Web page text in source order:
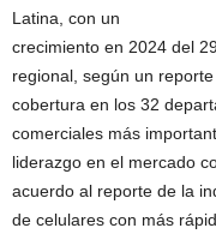
Latina, con un
crecimiento en 2024 del
regional, según un
cobertura en los 32
comerciales más
liderazgo en el mercado
acuerdo al reporte de la
de celulares con más